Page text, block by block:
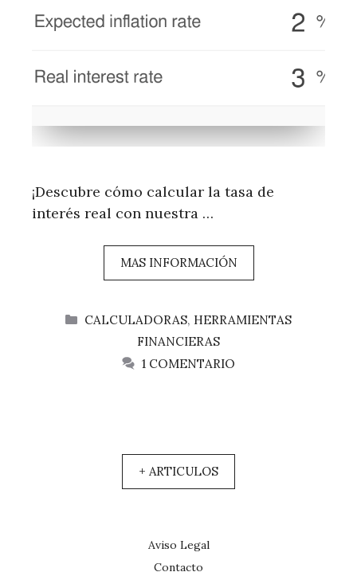
¡Descubre cómo calcular la tasa de
interés real con nuestra …
MAS INFORMACIÓN
CATEGORÍAS
CALCULADORAS, HERRAMIENTAS
FINANCIERAS
1 COMENTARIO
+ ARTICULOS
Aviso Legal
Contacto